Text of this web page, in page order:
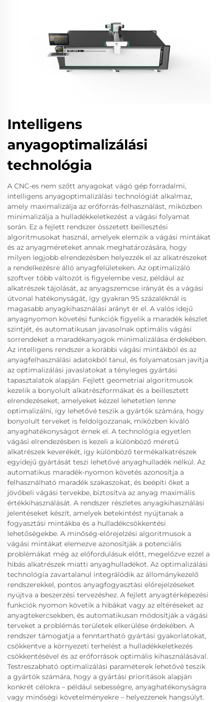
Intelligens
anyagoptimalizálási
technológia
A CNC-es nem szőtt anyagokat vágó gép forradalmi,
intelligens anyagoptimalizálási technológiát alkalmaz,
amely maximalizálja az erőforrás-felhasználást, miközben
minimalizálja a hulladékkeletkezést a vágási folyamat
során. Ez a fejlett rendszer összetett beillesztési
algoritmusokat használ, amelyek elemzik a vágási mintákat
és az anyagméreteket annak meghatározására, hogy
milyen legjobb elrendezésben helyezzék el az alkatrészeket
a rendelkezésre álló anyagfelületeken. Az optimalizáló
szoftver több változót is figyelembe vesz, például az
alkatrészek tájolását, az anyagszemcse irányát és a vágási
útvonal hatékonyságát, így gyakran 95 százaléknál is
magasabb anyagkihasználási arányt ér el. A valós idejű
anyagnyomon követési funkciók figyelik a maradék készlet
szintjét, és automatikusan javasolnak optimális vágási
sorrendeket a maradékanyagok minimalizálása érdekében.
Az intelligens rendszer a korábbi vágási mintákból és az
anyagfelhasználási adatokból tanul, és folyamatosan javítja
az optimalizálási javaslatokat a tényleges gyártási
tapasztalatok alapján. Fejlett geometriai algoritmusok
kezelik a bonyolult alkatrészformákat és a beillesztett
elrendezéseket, amelyeket kézzel lehetetlen lenne
optimalizálni, így lehetővé teszik a gyártók számára, hogy
bonyolult terveket is feldolgozzanak, miközben kiváló
anyaghatékonyságot érnek el. A technológia egyetlen
vágási elrendezésben is kezeli a különböző méretű
alkatrészek keverékét, így különböző termékalkatrészek
egyidejű gyártását teszi lehetővé anyaghulladék nélkül. Az
automatikus maradék-nyomon követés azonosítja a
felhasználható maradék szakaszokat, és beépíti őket a
jövőbeli vágási tervekbe, biztosítva az anyag maximális
értékkihasználását. A rendszer részletes anyagkihasználási
jelentéseket készít, amelyek betekintést nyújtanak a
fogyasztási mintákba és a hulladékcsökkentési
lehetőségekbe. A minőség-előrejelzési algoritmusok a
vágási mintákat elemezve azonosítják a potenciális
problémákat még az előfordulásuk előtt, megelőzve ezzel a
hibás alkatrészek miatti anyaghulladékot. Az optimalizálási
technológia zavartalanul integrálódik az állománykezelő
rendszerekkel, pontos anyagfogyasztási előrejelzéseket
nyújtva a beszerzési tervezéshez. A fejlett anyagtérképezési
funkciók nyomon követik a hibákat vagy az eltéréseket az
anyagtekercsekben, és automatikusan módosítják a vágási
terveket a problémás területek elkerülése érdekében. A
rendszer támogatja a fenntartható gyártási gyakorlatokat,
csökkentve a környezeti terhelést a hulladékkeletkezés
csökkentésével és az erőforrások optimális kihasználásával.
Testreszabható optimalizálási paraméterek lehetővé teszik
a gyártók számára, hogy a gyártási prioritások alapján
konkrét célokra – például sebességre, anyaghatékonyságra
vagy minőségi követelményekre – helyezzenek hangsúlyt.